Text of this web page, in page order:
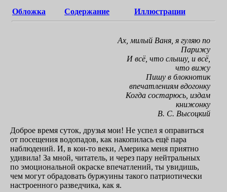
Обложка Содержание Иллюстрации
Ах, милый Ваня, я гуляю по
Парижу
И всё, что слышу, и всё,
что вижу
Пишу в блокнотик
впечатлениям вдогонку
Когда состарюсь, издам
книжонку
В. С. Высоцкий
Доброе время суток, друзья мои! Не успел я оправиться
от посещения водопадов, как накопилась ещё пара
наблюдений. И, в кои-то веки, Америка меня приятно
удивила! За мной, читатель, и через пару нейтральных
по эмоциональной окраске впечатлений, ты увидишь,
чем могут обрадовать буржуины такого патриотичеcки
настроенного разведчика, как я.